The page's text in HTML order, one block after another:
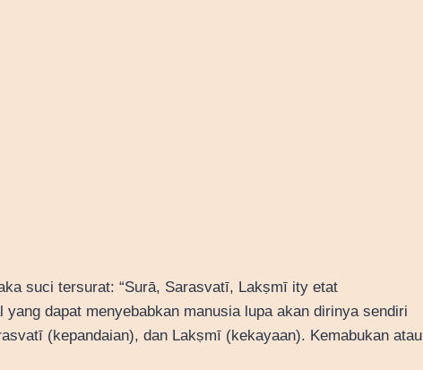
suci tersurat: “Surā, Sarasvatī, Lakṣmī ity etat
dapat menyebabkan manusia lupa akan dirinya sendiri
(kepandaian), dan Lakṣmī (kekayaan). Kemabukan atau